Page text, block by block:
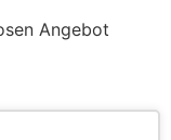
Angebot